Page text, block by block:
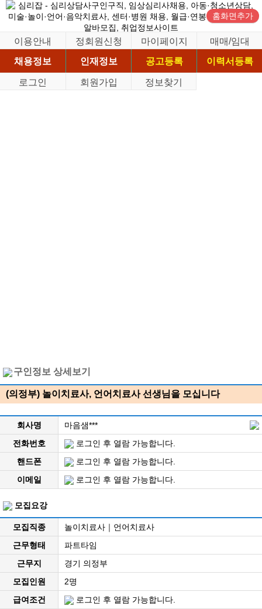
홈화면추가
이용안내 정회원신청 마이페이지
매매/임대
채용정보
인재정보 공고등록
이력서등록
로그인
회원가입 정보찾기
구인정보 상세보기
(의정부) 놀이치료사, 언어치료사 선생님을 모십니다
회사명
마음샘***
전화번호
로그인 후 열람 가능합니다.
핸드폰
로그인 후 열람 가능합니다.
이메일
로그인 후 열람 가능합니다.
모집요강
모집직종
놀이치료사｜언어치료사
근무형태
파트타임
근무지
경기 의정부
모집인원
2명
급여조건
로그인 후 열람 가능합니다.